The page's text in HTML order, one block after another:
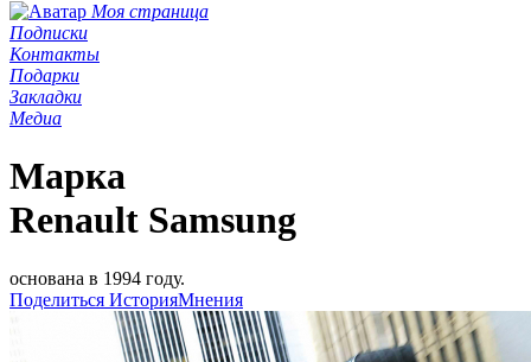
Моя страница
Подписки
Контакты
Подарки
Закладки
Медиа
Марка
Renault Samsung
основана в 1994 году.
Поделиться ИсторияМнения